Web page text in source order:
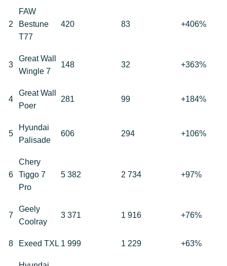
2
FAW
Bestune
T77
420 83 +406%
3
Great Wall
Wingle 7
148 32 +363%
4
Great Wall
Poer
281 99 +184%
5
Hyundai
Palisade
606 294 +106%
6
Chery
Tiggo 7
Pro
5 382 2 734 +97%
7
Geely
Coolray
3 371 1 916 +76%
8 Exeed TXL 1 999 1 229 +63%